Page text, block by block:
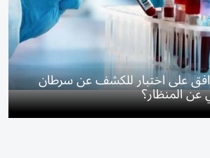
على اختبار للكشف عن سرطان
المنظار؟